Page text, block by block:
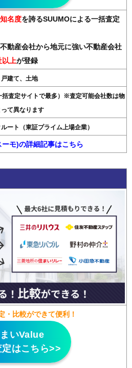
名度を誇るSUUMOによる一括査定
不動産会社から地元に強い不動産会社
以上が登録
建て、土地
括査定サイトで最多）※査定可能会社数は物
て異なります
ート（東証プライム上場企業）
ーモ)の詳細記事はこちら
・比較ができて便利！
いValue
はこちら>>